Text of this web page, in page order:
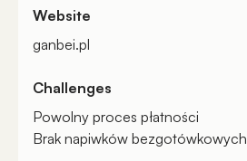
Website
ganbei.pl
Challenges
Powolny proces płatności
Brak napiwków bezgotówkowych